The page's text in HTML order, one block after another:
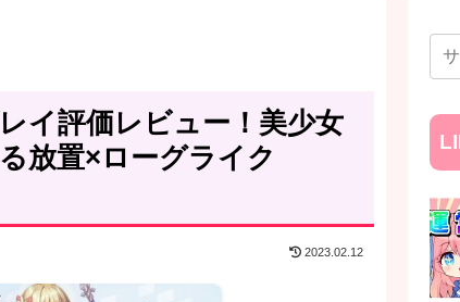
イ評価レビュー！美少女
放置×ローグライク
2023.02.12